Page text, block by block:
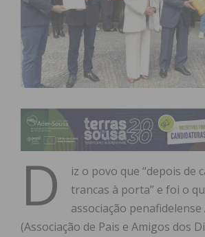
D
iz o povo que “depois de
trancas à porta” e foi o
associação penafidelense
(Associação de Pais e Amigos dos